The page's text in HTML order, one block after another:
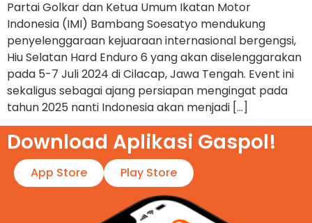
Partai Golkar dan Ketua Umum Ikatan Motor
Indonesia (IMI) Bambang Soesatyo mendukung
penyelenggaraan kejuaraan internasional bergengsi,
Hiu Selatan Hard Enduro 6 yang akan diselenggarakan
pada 5-7 Juli 2024 di Cilacap, Jawa Tengah. Event ini
sekaligus sebagai ajang persiapan mengingat pada
tahun 2025 nanti Indonesia akan menjadi […]
Download Aplikasi Gaspol!​
App Store Play Store